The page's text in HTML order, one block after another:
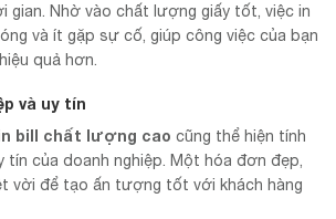
gian. Nhờ vào chất lượng giấy tốt, việc in
và ít gặp sự cố, giúp công việc của bạn
quả hơn.
và uy tín
bill chất lượng cao cũng thể hiện tính
tín của doanh nghiệp. Một hóa đơn đẹp,
vời để tạo ấn tượng tốt với khách hàng